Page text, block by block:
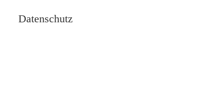
Datenschutz